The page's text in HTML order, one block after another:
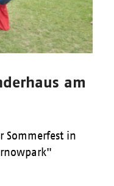
am
Sommerfest in